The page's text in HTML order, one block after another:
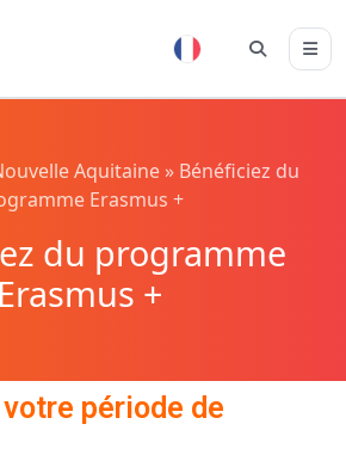
Aquitaine » Bénéficiez du
Erasmus +
du programme
Erasmus +
période de